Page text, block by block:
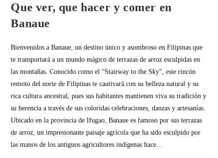
Que ver, que hacer y comer en
Banaue
Bienvenidos a Banaue, un destino único y asombroso en Filipinas que
te transportará a un mundo mágico de terrazas de arroz esculpidas en
las montañas. Conocido como el “Stairway to the Sky”, este rincón
remoto del norte de Filipinas te cautivará con su belleza natural y su
rica cultura ancestral, pues sus habitantes mantienen viva su tradición y
su herencia a través de sus coloridas celebraciones, danzas y artesanías.
Ubicado en la provincia de Ifugao, Banaue es famoso por sus terrazas
de arroz, un impresionante paisaje agrícola que ha sido esculpido por
las manos de los antiguos agricultores indígenas hace…